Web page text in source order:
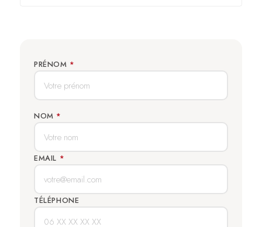
PRÉNOM *
NOM *
EMAIL *
TÉLÉPHONE